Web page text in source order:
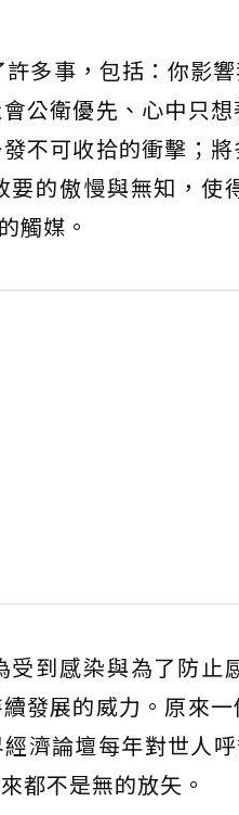
多事，包括：你影
公衛優先、心中只
不可收拾的衝擊；
的傲慢與無知，使
觸媒。
到感染與為了防止
發展的威力。原來
濟論壇每年對世人
都不是無的放矢。